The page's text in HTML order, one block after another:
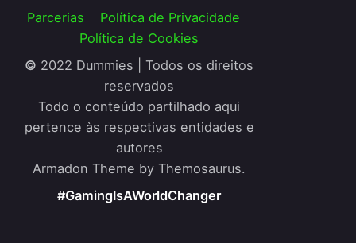
Parcerias
Política de Privacidade
Política de Cookies
© 2022 Dummies | Todos os direitos
reservados
Todo o conteúdo partilhado aqui
pertence às respectivas entidades e
autores
Armadon Theme by Themosaurus.
#GamingIsAWorldChanger